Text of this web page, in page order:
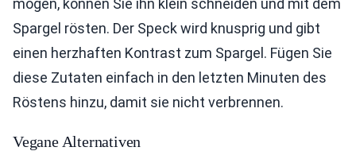
mögen, können Sie ihn klein schneiden und mit dem
Spargel rösten. Der Speck wird knusprig und gibt
einen herzhaften Kontrast zum Spargel. Fügen Sie
diese Zutaten einfach in den letzten Minuten des
Röstens hinzu, damit sie nicht verbrennen.
Vegane Alternativen